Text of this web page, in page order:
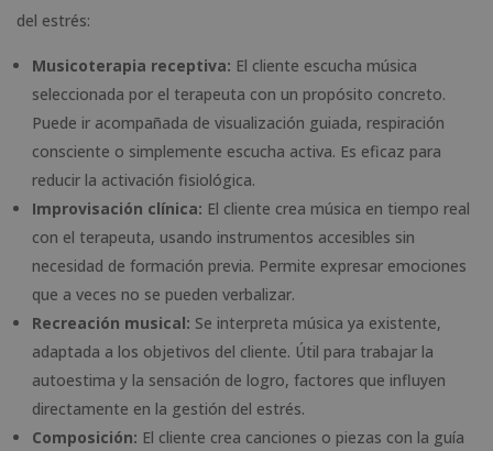
del estrés:
Musicoterapia receptiva: El cliente escucha música
seleccionada por el terapeuta con un propósito concreto.
Puede ir acompañada de visualización guiada, respiración
consciente o simplemente escucha activa. Es eficaz para
reducir la activación fisiológica.
Improvisación clínica: El cliente crea música en tiempo real
con el terapeuta, usando instrumentos accesibles sin
necesidad de formación previa. Permite expresar emociones
que a veces no se pueden verbalizar.
Recreación musical: Se interpreta música ya existente,
adaptada a los objetivos del cliente. Útil para trabajar la
autoestima y la sensación de logro, factores que influyen
directamente en la gestión del estrés.
Composición: El cliente crea canciones o piezas con la guía